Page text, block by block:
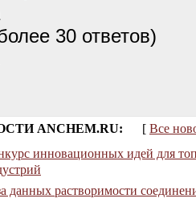
30 ответов)
ANCHEM.RU: [ Все
инновационных идей для
данных растворимости